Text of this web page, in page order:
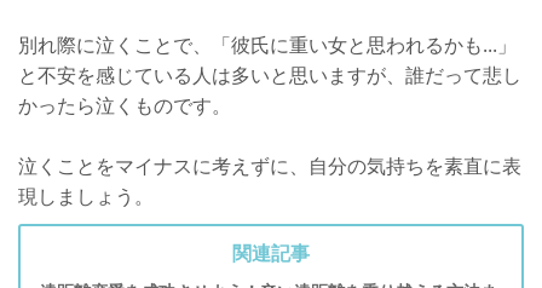
別れ際に泣くことで、「彼氏に重い女と思われるかも...」
と不安を感じている人は多いと思いますが、誰だって悲し
かったら泣くものです。
泣くことをマイナスに考えずに、自分の気持ちを素直に表
現しましょう。
関連記事